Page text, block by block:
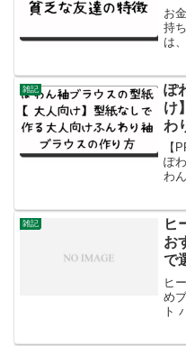
お
持
は
築
方
雑記
ぽ
け
わ
【
ぽ
わ
に
わ
雑記
ヒ
お
で
ヒ
め
ト